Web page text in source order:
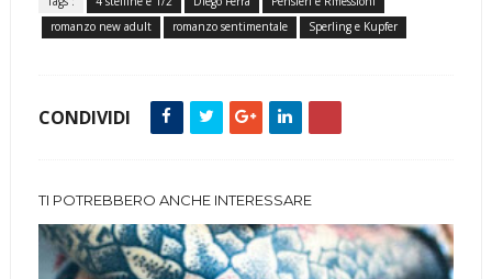
romanzo new adult
romanzo sentimentale Sperling e Kupfer
CONDIVIDI
TI POTREBBERO ANCHE INTERESSARE